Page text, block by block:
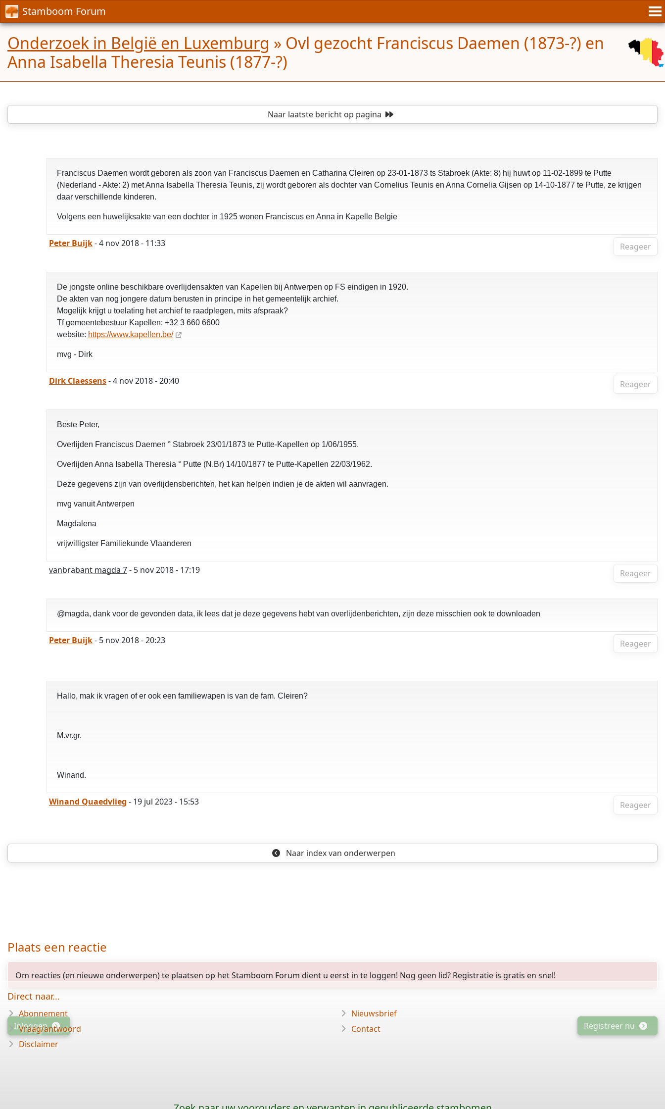
Stamboom Forum
Onderzoek in België en Luxemburg » Ovl gezocht Franciscus Daemen (1873-?) en
Anna Isabella Theresia Teunis (1877-?)
Naar laatste berichtop pagina
Franciscus Daemen wordt geboren als zoon van Franciscus Daemen en Catharina Cleiren op 23-01-1873 ts Stabroek (Akte: 8) hij huwt op 11-02-1899 te Putte
(Nederland - Akte: 2) met Anna Isabella Theresia Teunis, zij wordt geboren als dochter van Cornelius Teunis en Anna Cornelia Gijsen op 14-10-1877 te Putte, ze krijgen
daar verschillende kinderen.
Volgens een huwelijksakte van een dochter in 1925 wonen Franciscus en Anna in Kapelle Belgie
Reageer
Peter Buijk- 4 nov 2018 - 11:33
De jongste online beschikbare overlijdensakten van Kapellen bij Antwerpen op FS eindigen in 1920.
De akten van nog jongere datum berusten in principe in het gemeentelijk archief.
Mogelijk krijgt u toelating het archief te raadplegen, mits afspraak?
Tf gemeentebestuur Kapellen: +32 3 660 6600
website: https://www.kapellen.be/
mvg - Dirk
Reageer
Dirk Claessens- 4 nov 2018 - 20:40
Beste Peter,
Overlijden Franciscus Daemen ° Stabroek 23/01/1873 te Putte-Kapellen op 1/06/1955.
Overlijden Anna Isabella Theresia ° Putte (N.Br) 14/10/1877 te Putte-Kapellen 22/03/1962.
Deze gegevens zijn van overlijdensberichten, het kan helpen indien je de akten wil aanvragen.
mvg vanuit Antwerpen
Magdalena
vrijwilligster Familiekunde Vlaanderen
Reageer
vanbrabant magda 7- 5 nov 2018 - 17:19
@magda, dank voor de gevonden data, ik lees dat je deze gegevens hebt van overlijdenberichten, zijn deze misschien ook te downloaden
Reageer
Peter Buijk- 5 nov 2018 - 20:23
Hallo, mak ik vragen of er ook een familiewapen is van de fam. Cleiren?
M.vr.gr.
Winand.
Reageer
Winand Quaedvlieg - 19 jul 2023 - 15:53
Naar indexvan onderwerpen
Plaats een reactie
Om reacties (en nieuwe onderwerpen) te plaatsen op het Stamboom Forum dient u eerst in te loggen! Nog geen lid? Registratie is gratis en snel!
Inloggen Registreer nu
Direct naar...
Abonnement
Vraag/antwoord
Disclaimer
Nieuwsbrief
Contact